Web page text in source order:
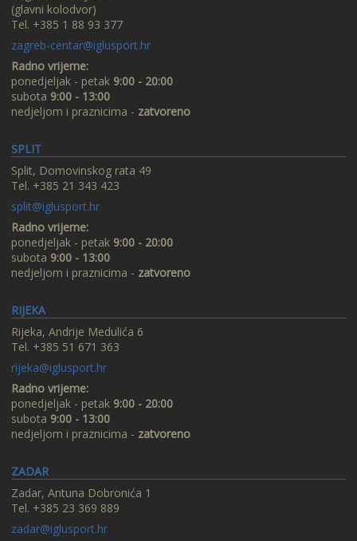
(glavni kolodvor)
Tel. +385 1 88 93 377
zagreb-centar@iglusport.hr
Radno vrijeme:
ponedjeljak - petak 9:00 - 20:00
subota 9:00 - 13:00
nedjeljom i praznicima - zatvoreno
SPLIT
Split, Domovinskog rata 49
Tel. +385 21 343 423
split@iglusport.hr
Radno vrijeme:
ponedjeljak - petak 9:00 - 20:00
subota 9:00 - 13:00
nedjeljom i praznicima - zatvoreno
RIJEKA
Rijeka, Andrije Medulića 6
Tel. +385 51 671 363
rijeka@iglusport.hr
Radno vrijeme:
ponedjeljak - petak 9:00 - 20:00
subota 9:00 - 13:00
nedjeljom i praznicima - zatvoreno
ZADAR
Zadar, Antuna Dobronića 1
Tel. +385 23 369 889
zadar@iglusport.hr